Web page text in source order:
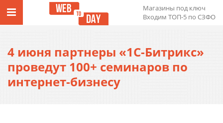
Магазины под ключ
Входим ТОП-5 по СЗФО
4 июня партнеры «1С-Битрикс»
проведут 100+ семинаров по
интернет-бизнесу